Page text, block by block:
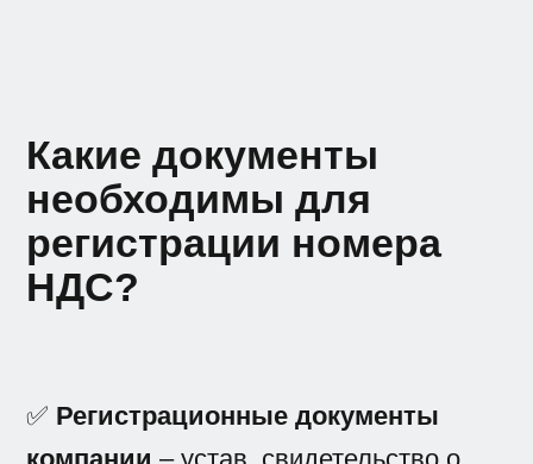
Какие документы
необходимы для
регистрации номера
НДС?
✅ Регистрационные документы